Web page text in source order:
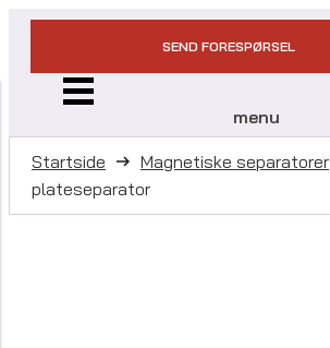
SEND FORESPØRSEL
menu
Startside Magnetiske separatorer
plateseparator